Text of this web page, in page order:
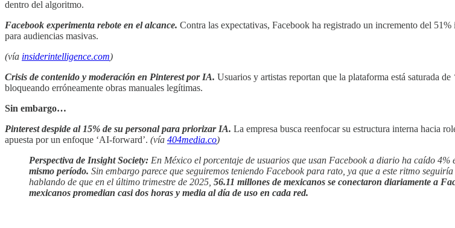
dentro del algoritmo.
Facebook experimenta rebote en el alcance. Contra las expectativas, Facebook ha registrado un incremento del
para audiencias masivas.
(vía insiderintelligence.com)
Crisis de contenido y moderación en Pinterest por IA. Usuarios y artistas reportan que la plataforma está saturada de
bloqueando erróneamente obras manuales legítimas.
Sin embargo…
Pinterest despide al 15% de su personal para priorizar IA. La empresa busca reenfocar su estructura interna hacia
apuesta por un enfoque ‘AI-forward’. (vía 404media.co)
Perspectiva de Insight Society: En México el porcentaje de usuarios que usan Facebook a diario ha caído 4%
mismo período. Sin embargo parece que seguiremos teniendo Facebook para rato, ya que a este ritmo
hablando de que en el último trimestre de 2025, 56.11 millones de mexicanos se conectaron diariamente a
mexicanos promedian casi dos horas y media al día de uso en cada red.